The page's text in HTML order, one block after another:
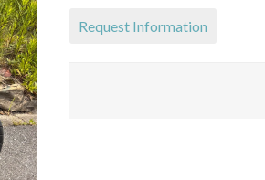
Request Information